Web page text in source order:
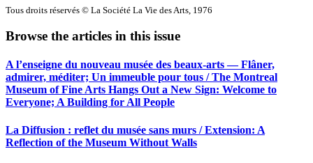
Tous droits réservés © La Société La Vie des Arts, 1976
Browse the articles in this issue
A l’enseigne du nouveau musée des beaux-arts — Flâner,
admirer, méditer; Un immeuble pour tous / The Montreal
Museum of Fine Arts Hangs Out a New Sign: Welcome to
Everyone; A Building for All People
La Diffusion : reflet du musée sans murs / Extension: A
Reflection of the Museum Without Walls